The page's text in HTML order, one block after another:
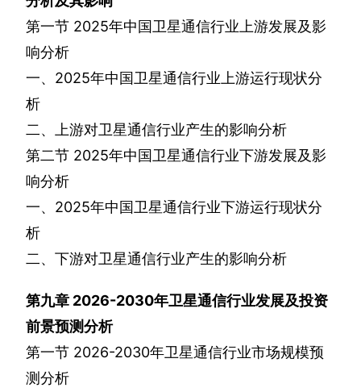
第一节 2025年中国卫星通信行业上游发展及影
响分析
一、 2025年中国卫星通信行业上游运行现状分
析
二、上游对卫星通信行业产生的影响分析
第二节 2025年中国卫星通信行业下游发展及影
响分析
一、 2025年中国卫星通信行业下游运行现状分
析
二、下游对卫星通信行业产生的影响分析
第九章 2026-2030年卫星通信行业发展及投资
前景预测分析
第一节 2026-2030年卫星通信行业市场规模预
测分析